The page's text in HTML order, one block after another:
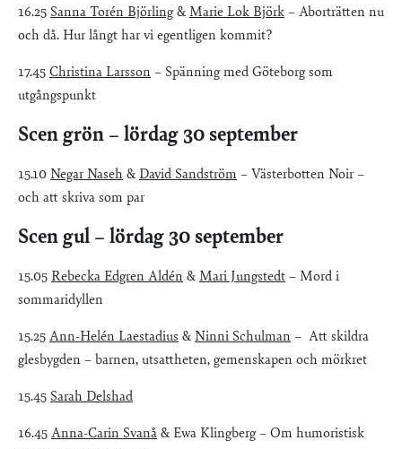
16.25 Sanna Torén Björling& Marie Lok Björk – Aborträtten nu
och då. Hur långt har vi egentligen kommit?
17.45 Christina Larsson – Spänning med Göteborg som
utgångspunkt
Scen grön – lördag 30 september
15.10 Negar Naseh & David Sandström – Västerbotten Noir –
och att skriva som par
Scen gul – lördag 30 september
15.05 Rebecka Edgren Aldén & Mari Jungstedt – Mord i
sommaridyllen
15.25 Ann-Helén Laestadius & Ninni Schulman – Att skildra
glesbygden – barnen, utsattheten, gemenskapen och mörkret
15.45 Sarah Delshad
16.45 Anna-Carin Svanå & Ewa Klingberg – Om humoristisk